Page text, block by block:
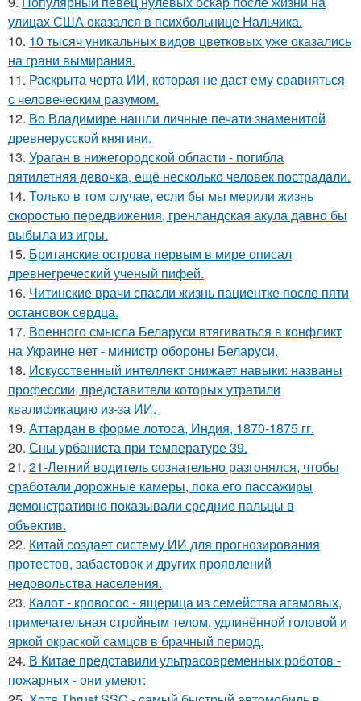
улицах США оказался в психбольнице Нальчика.
10. 10 тысяч уникальных видов цветковых уже оказались
на грани вымирания.
11. Раскрыта черта ИИ, которая не даст ему сравняться
с человеческим разумом.
12. Во Владимире нашли личные печати знаменитой
древнерусской княгини.
13. Ураган в нижегородской области - погибла
пятилетняя девочка, ещё несколько человек пострадали.
14. Только в том случае, если бы мы мерили жизнь
скоростью передвижения, гренландская акула давно бы
выбыла из игры.
15. Британские острова первым в мире описал
древнегреческий ученый пифей.
16. Читинские врачи спасли жизнь пациентке после пяти
остановок сердца.
17. Военного смысла Беларуси втягиваться в конфликт
на Украине нет - министр обороны Беларуси.
18. Искусственный интеллект снижает навыки: названы
профессии, представители которых утратили
квалификацию из-за ИИ.
19. Аттардан в форме лотоса, Индия, 1870-1875 гг.
20. Сны урбаниста при температуре 39.
21. 21-Летний водитель сознательно разгонялся, чтобы
сработали дорожные камеры, пока его пассажиры
демонстративно показывали средние пальцы в
объектив.
22. Китай создает систему ИИ для прогнозирования
протестов, забастовок и других проявлений
недовольства населения.
23. Калот - кровосос - ящерица из семейства агамовых,
примечательная стройным телом, удлинённой головой и
яркой окраской самцов в брачный период.
24. В Китае представили ультрасовременных роботов -
пожарных - они умеют: